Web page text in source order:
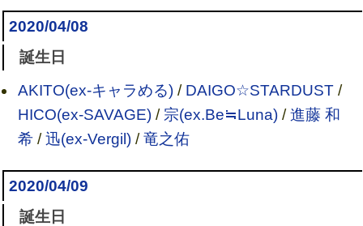
2020/04/08
誕生日
AKITO(ex-キャラめる)/ DAIGO☆STARDUST/
HICO(ex-SAVAGE)/ 宗(ex.Be≒Luna)/進藤 和
希/迅(ex-Vergil)/竜之佑
2020/04/09
誕生日